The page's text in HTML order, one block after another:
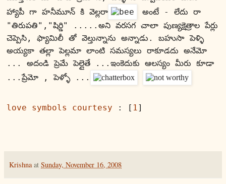
హ్యాపీ గా హనీమూన్ కి వెల్లరా
అంటే - లేదు రా
"తిరుపతి","షిర్డి" .....అని వరసగ చాలా పుణ్యక్షెత్రాల పేర్లు
చెప్పెసి, ఫ్యామిలీ తో వెల్తున్నాను అన్నాడు. బహుసా పెళ్ళి
అయ్యకా తల్లా పెల్లమా లాంటి సమస్యలు రాకూడదు అనేమో
... అదండి ప్రెమే పెల్లైతే ...ఇంకెదుకు ఆలస్యం మీరు కూడా
...ప్రేమో , పెళ్ళో ...
love symbols courtesy : [ 1 ]
Krishna at Sunday, November 16, 2008